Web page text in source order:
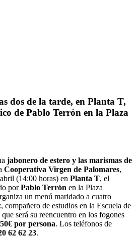
dos de la tarde, en Planta T,
de Pablo Terrón en la Plaza
jabonero de estero y las marismas de
Cooperativa Virgen de Palomares,
(14:00 horas) en Planta T, el
porPablo Terrón en la Plaza
un menú maridado a cuatro
, compañero de estudios en la Escuela de
será su reencuentro en los fogones
50€ por persona. Los teléfonos de
62 62 23.